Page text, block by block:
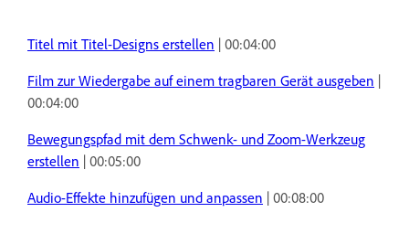
Titel mit Titel-Designs erstellen | 00:04:00
Film zur Wiedergabe auf einem tragbaren Gerät ausgeben |
00:04:00
Bewegungspfad mit dem Schwenk- und Zoom-Werkzeug
erstellen | 00:05:00
Audio-Effekte hinzufügen und anpassen | 00:08:00